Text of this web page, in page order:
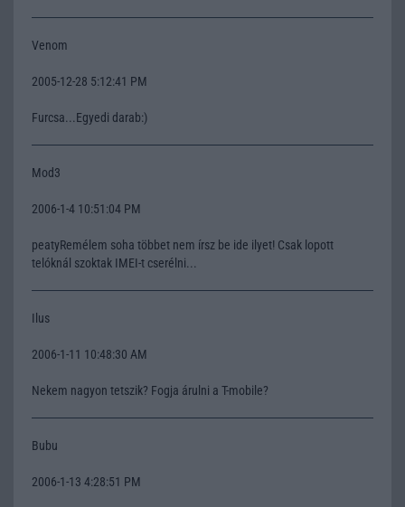
Venom
2005-12-28 5:12:41 PM
Furcsa...Egyedi darab:)
Mod3
2006-1-4 10:51:04 PM
peatyRemélem soha többet nem írsz be ide ilyet! Csak lopott
telóknál szoktak IMEI-t cserélni...
Ilus
2006-1-11 10:48:30 AM
Nekem nagyon tetszik? Fogja árulni a T-mobile?
Bubu
2006-1-13 4:28:51 PM